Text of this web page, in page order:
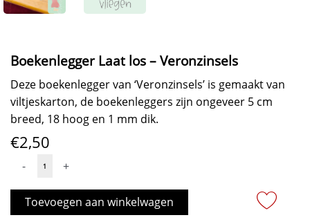
Boekenlegger Laat los – Veronzinsels
Deze boekenlegger van ‘Veronzinsels’ is gemaakt van
viltjeskarton, de boekenleggers zijn ongeveer 5 cm
breed, 18 hoog en 1 mm dik.
€2,50
-
Boekenlegger
-
+
Toevoegen aan winkelwagen